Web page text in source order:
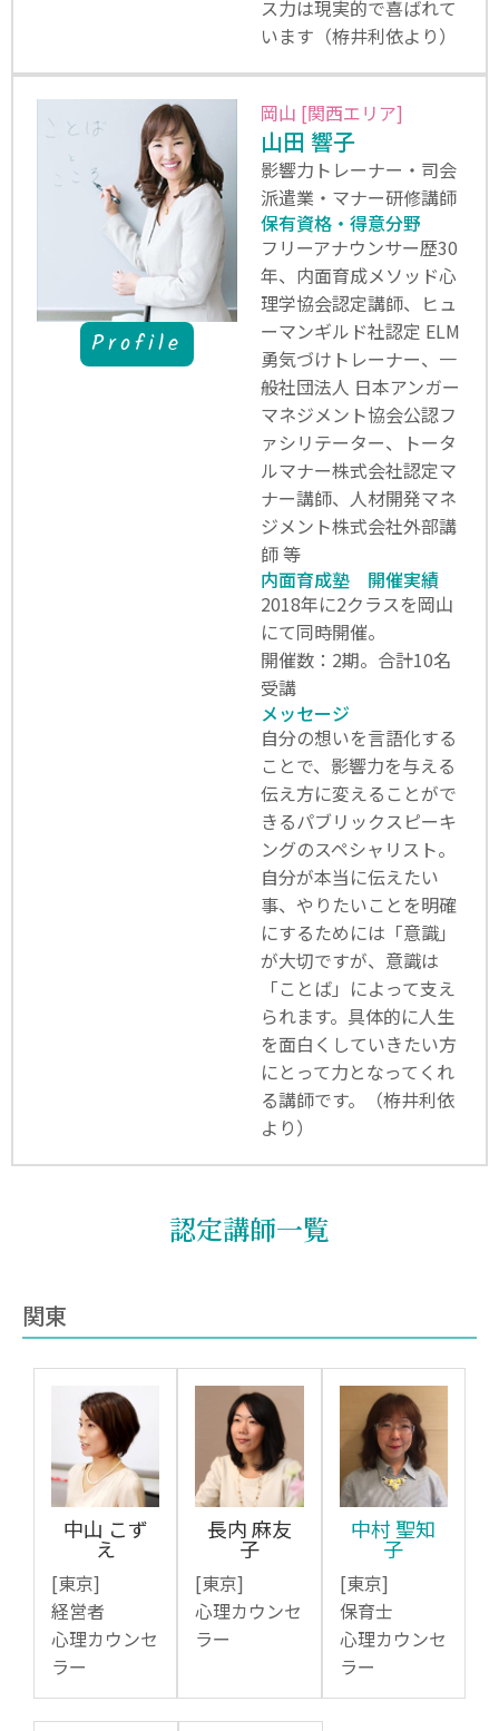
ス力は現実的で喜ばれて
います（栫井利依より）
Profile
岡山 [関西エリア]
山田 響子
影響力トレーナー・司会
派遣業・マナー研修講師
保有資格・得意分野
フリーアナウンサー歴30
年、内面育成メソッド心
理学協会認定講師、ヒュ
ーマンギルド社認定 ELM
勇気づけトレーナー、一
般社団法人 日本アンガー
マネジメント協会公認フ
ァシリテーター、トータ
ルマナー株式会社認定マ
ナー講師、人材開発マネ
ジメント株式会社外部講
師 等
内面育成塾 開催実績
2018年に2クラスを岡山
にて同時開催。
開催数：2期。合計10名
受講
メッセージ
自分の想いを言語化する
ことで、影響力を与える
伝え方に変えることがで
きるパブリックスピーキ
ングのスペシャリスト。
自分が本当に伝えたい
事、やりたいことを明確
にするためには「意識」
が大切ですが、意識は
「ことば」によって支え
られます。具体的に人生
を面白くしていきたい方
にとって力となってくれ
る講師です。（栫井利依
より）
認定講師一覧
関東
中山 こず
え
[東京]
経営者
心理カウンセ
ラー
長内 麻友
子
[東京]
心理カウンセ
ラー
中村 聖知
子
[東京]
保育士
心理カウンセ
ラー